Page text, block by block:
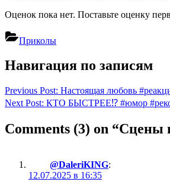
Оценок пока нет. Поставьте оценку
Приколы
Навигация по записям
Previous Post: Настоящая любовь
Next Post: КТО БЫСТРЕЕ⁉️ #юмор
Comments (3) on “Сцены
@DaleriKING:
12.07.2025 в 16:35